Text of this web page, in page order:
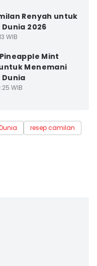
Renyah untuk
2026
WIB
Mint
Menemani
Dunia
WIB
resep camilan